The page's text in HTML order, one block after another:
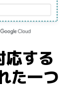
応する
た一つ